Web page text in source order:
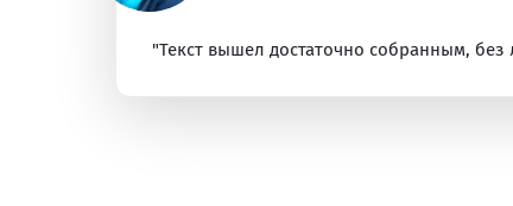
"Текст вышел достаточно собранным, без